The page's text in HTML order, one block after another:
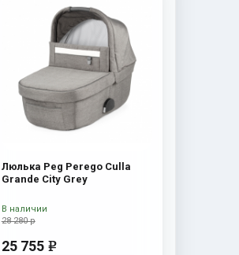
Люлька Peg Perego Culla
Grande City Grey
28 280 р
25 755 e
В наличии